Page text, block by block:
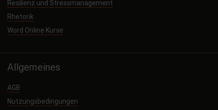
Resilienz und Stressmanagement
Rhetorik
Word Online Kurse
Allgemeines
AGB
Nutzungsbedingungen